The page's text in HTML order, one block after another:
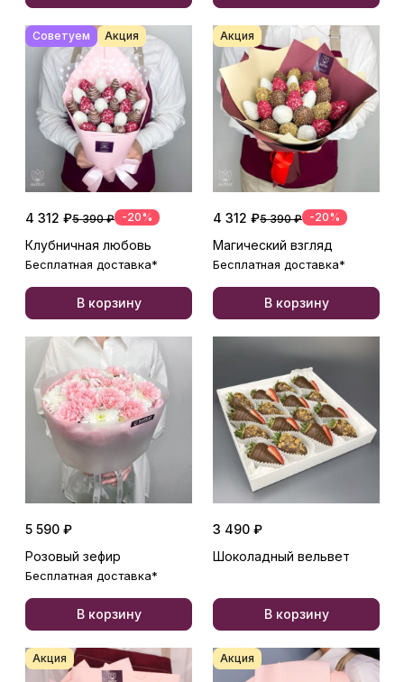
Советуем Акция
4 312 ₽5 390 ₽ -20%
Клубничная любовь
Бесплатная доставка*
В корзину
Акция
4 312 ₽5 390 ₽ -20%
Магический взгляд
Бесплатная доставка*
В корзину
5 590 ₽
Розовый зефир
Бесплатная доставка*
В корзину
3 490 ₽
Шоколадный вельвет
В корзину
Акция Акция